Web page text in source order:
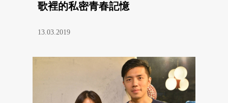
歌裡的私密青春記憶
13.03.2019